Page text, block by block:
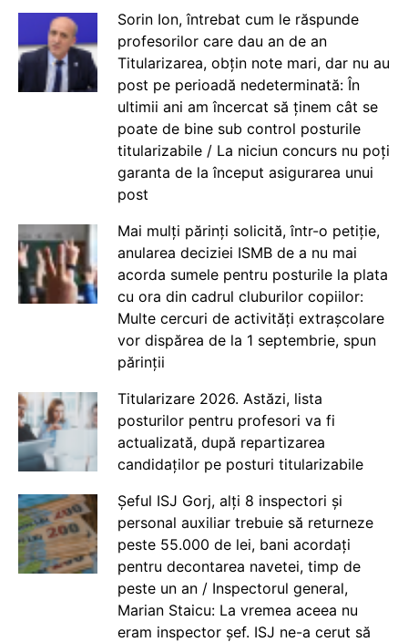
Sorin Ion, întrebat cum le răspunde
profesorilor care dau an de an
Titularizarea, obțin note mari, dar nu au
post pe perioadă nedeterminată: În
ultimii ani am încercat să ținem cât se
poate de bine sub control posturile
titularizabile / La niciun concurs nu poți
garanta de la început asigurarea unui
post
Mai mulți părinți solicită, într-o petiție,
anularea deciziei ISMB de a nu mai
acorda sumele pentru posturile la plata
cu ora din cadrul cluburilor copiilor:
Multe cercuri de activități extrașcolare
vor dispărea de la 1 septembrie, spun
părinții
Titularizare 2026. Astăzi, lista
posturilor pentru profesori va fi
actualizată, după repartizarea
candidaților pe posturi titularizabile
Șeful ISJ Gorj, alți 8 inspectori și
personal auxiliar trebuie să returneze
peste 55.000 de lei, bani acordați
pentru decontarea navetei, timp de
peste un an / Inspectorul general,
Marian Staicu: La vremea aceea nu
eram inspector șef. ISJ ne-a cerut să